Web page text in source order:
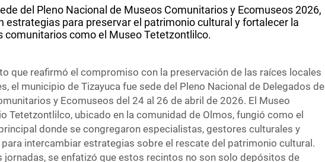
del Pleno Nacional de Museos Comunitarios y Ecomuseos 2026,
estrategias para preservar el patrimonio cultural y fortalecer la
comunitarios como el Museo Tetetzontlilco.
que reafirmó el compromiso con la preservación de las raíces locales
el municipio de Tizayuca fue sede del Pleno Nacional de Delegados de
y Ecomuseos del 24 al 26 de abril de 2026. El Museo
Tetetzontlilco, ubicado en la comunidad de Olmos, fungió como el
donde se congregaron especialistas, gestores culturales y
intercambiar estrategias sobre el rescate del patrimonio cultural.
jornadas, se enfatizó que estos recintos no son solo depósitos de